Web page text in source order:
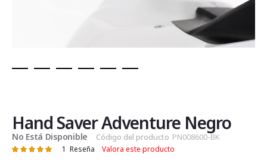
de
la
galería
de
Hand Saver Adventure Negro
No Está Disponible Código del producto PN008600-BK
Valoración: 1 Reseña Valora este producto